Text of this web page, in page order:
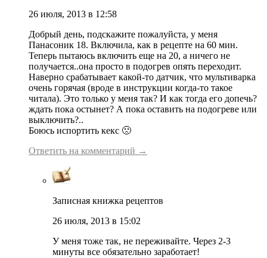
26 июля, 2013 в 12:58
Добрый день, подскажите пожалуйста, у меня
Панасоник 18. Включила, как в рецепте на 60 мин.
Теперь пытаюсь включить еще на 20, а ничего не
получается..она просто в подогрев опять переходит.
Наверно срабатывает какой-то датчик, что мультиварка
очень горячая (вроде в инструкции когда-то такое
читала). Это только у меня так? И как тогда его допечь?
ждать пока остынет? А пока оставить на подогреве или
выключить?..
Боюсь испортить кекс 🙁
Ответить на комментарий →
Записная книжка рецептов
26 июля, 2013 в 15:02
У меня тоже так, не переживайте. Через 2-3
минуты все обязательно заработает!